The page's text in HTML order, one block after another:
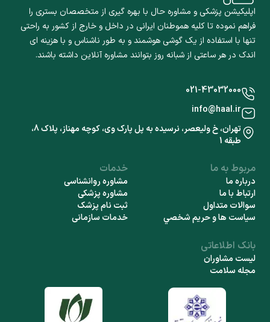
اپلیکیشن پزشکی و مشاوره حال با بهره گیری از متخصصان بستری را
فراهم نموده تا کلیه هموطنان ایرانی در داخل و خارج از کشور به راحتی
تنها با استفاده از یک گوشی هوشمند و به طور ناشناس و با هزینه ای
اندک در هر ساعتی از شبانه روز بتوانند مشاوره آنلاین داشته باشند.
مربوط به ما
درباره ما
ارتباط با ما
سوالات متداول
سياست ها و حريم شخصي
خدمات
مشاوره روانشناسی
مشاوره پزشکی
ثبت نام پزشک
خدمات سازمانی
بانک اطلاعاتی
لیست مشاوران
مجله سلامت
021-43032000
info@haal.ir
تهران، خ ولیعصر، نرسیده به پل پارک وی، کوچه مهناز، پلاک 8،
طبقه 1